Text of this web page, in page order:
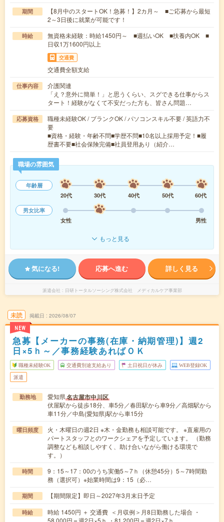
期間
【8月中のスタートOK！急募！】2カ月～ ■ご応募から最短
2～3日後に就業が可能です！
時給
無資格未経験：時給1450円～ ■週払いOK ■扶養内OK ■
日収1万1600円以上
交通費
交通費全額支給
仕事内容
介護関連
「え？意外に簡単！」と思うくらい、スグできる仕事からス
タート！経験がなくて不安だった方も、皆さん問題…
応募資格
職種未経験OK / ブランクOK / パソコンスキル不要 / 英語力不
要
■資格・経験・年齢不問■学歴不問■10名以上採用予定！■履
歴書不要■社会保険完備■社員登用あり（紹介…
職場の雰囲気
年齢層
20代
30代 40代 50代
60代
男女比率
女性
男性
もっと見る
気になる! 応募へ進む 詳しく見る
派遣会社 日研トータルソーシング株式会社 メディカルケア事業部
未読
NEW
掲載日 2026/08/07
急募【メーカーの事務(在庫・納期管理)】週2
日×5ｈ～／事務経験あればＯＫ
職種未経験OK 交通費別途支給あり 土日祝日が休み WEB登録OK
派遣
勤務地 愛知県名古屋市中川区
伏屋駅から徒歩18分、車5分／春田駅から車9分／高畑駅から
車11分／中島(愛知県)駅から車15分
曜日頻度
火・木曜日の週2日 ※木・金勤務も相談可能です。 ※直雇用の
パートスタッフとのワークシェアを予定しています。 （勤務
調整なども相談しやすく、助け合いながら働ける環境で
す。）
時間
9：15～17：00のうち実働5～7ｈ（休憩45分）5～7時間勤
務（選択可）※始業時間は9：15（必…
期間 【期間限定】即日～2027年3月末日予定
時給
時給 1450円 ＋ 交通費 ＜月収例＞月8日勤務した場合 ・